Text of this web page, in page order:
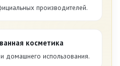
производителей.
косметика
домашнего использования.